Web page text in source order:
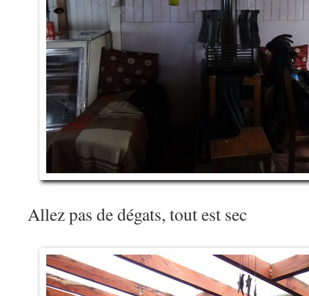
Allez pas de dégats, tout est sec